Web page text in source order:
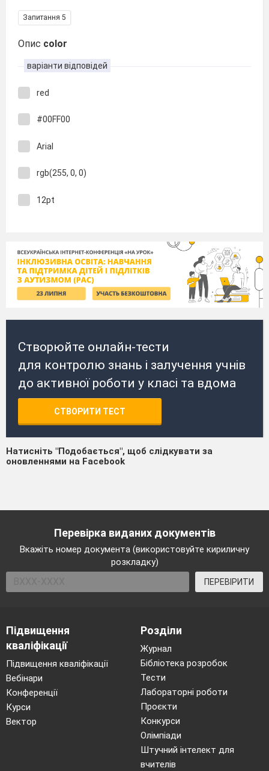
Запитання 5
Опис color
варіанти відповідей
red
#00FF00
Arial
rgb(255, 0, 0)
12pt
Створюйте онлайн-тести
для контролю знань і залучення учнів
до активної роботи у класі та вдома
СТВОРИТИ ТЕСТ
Натисніть "Подобається", щоб слідкувати за
оновленнями на Facebook
Перевірка виданих документів
Вкажіть номер документа (використовуйте кириличну
розкладку)
ПЕРЕВІРИТИ
Підвищення
кваліфікації
Підвищення кваліфікації
Вебінари
Конференції
Курси
Вектор
Розділи
Журнал
Бібліотека розробок
Тести
Лабораторні роботи
Проєкти
Конкурси
Олімпіади
Штучний інтелект для
вчителів